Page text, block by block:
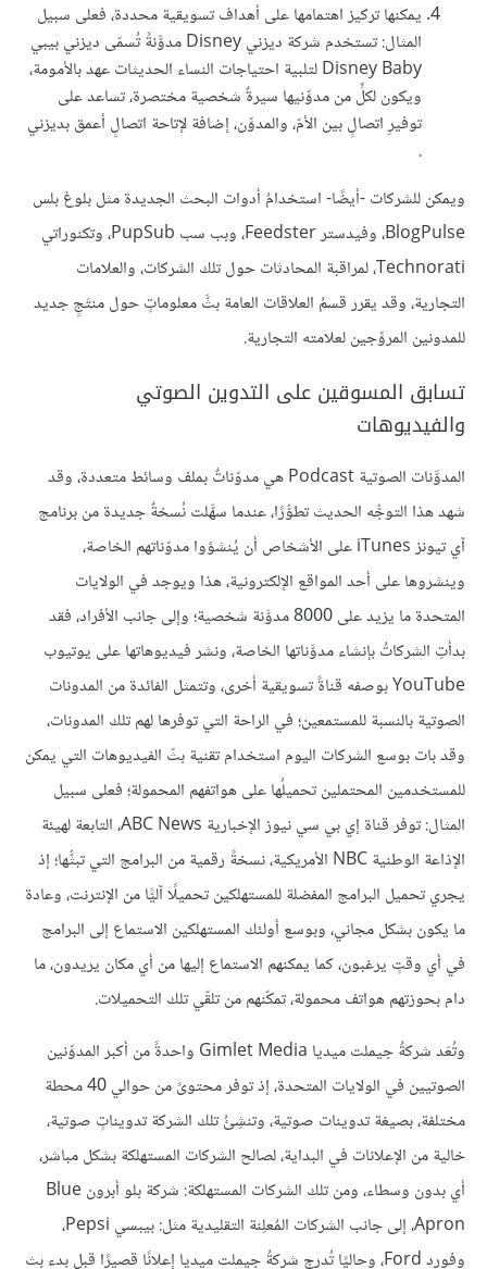
يمكنها تركيز اهتمامها على أهداف تسويقية محددة، فعلى سبيل
المثال: تستخدم شركة ديزني Disney مدوَّنةً تُسمّى ديزني بيبي
Disney Baby لتلبية احتياجات النساء الحديثات عهد بالأمومة،
ويكون لكلٍّ من مدوِّنيها سيرةٌ شخصية مختصرة، تساعد على
توفيرِ اتصالٍ بين الأمّ، والمدوِّن، إضافة لإتاحة اتصالٍ أعمق بديزني
.
ويمكن للشركات -أيضًا- استخدامُ أدوات البحث الجديدة مثل بلوغ بلس
BlogPulse، وفيدستر Feedster، وبب سب PupSub، وتكنوراتي
Technorati، لمراقبة المحادثات حول تلك الشركات، والعلامات
التجارية، وقد يقرر قسمُ العلاقات العامة بثَّ معلوماتٍ حول منتَجٍ جديد
للمدونين المروِّجين لعلامته التجارية.
تسابق المسوقين على التدوين الصوتي
والفيديوهات
المدوَّنات الصوتية Podcast هي مدوّناتٌ بملف وسائط متعددة، وقد
شهد هذا التوجُّه الحديث تطوُّرًا، عندما سهَّلت نُسخةٌ جديدة من برنامج
آي تيونز iTunes على الأشخاص أن يُنشؤوا مدوّناتهم الخاصة،
وينشروها على أحد المواقع الإلكترونية، هذا ويوجد في الولايات
المتحدة ما يزيد على 8000 مدوَّنة شخصية؛ وإلى جانب الأفراد، فقد
بدأتِ الشركاتُ بإنشاء مدوَّناتها الخاصة، ونشر فيديوهاتها على يوتيوب
YouTube بوصفه قناةً تسويقية أخرى، وتتمثل الفائدة من المدونات
الصوتية بالنسبة للمستمعين؛ في الراحة التي توفرها لهم تلك المدونات،
وقد بات بوسع الشركات اليوم استخدام تقنية بثّ الفيديوهات التي يمكن
للمستخدمين المحتملين تحميلُها على هواتفهم المحمولة؛ فعلى سبيل
المثال: توفر قناة إي بي سي نيوز الإخبارية ABC News، التابعة لهيئة
الإذاعة الوطنية NBC الأمريكية، نسخةً رقمية من البرامج التي تبثُّها؛ إذ
يجري تحميل البرامج المفضلة للمستهلكين تحميلًا آليًّا من الإنترنت، وعادة
ما يكون بشكل مجاني، وبوسع أولئك المستهلكين الاستماع إلى البرامج
في أي وقتٍ يرغبون، كما يمكنهم الاستماع إليها من أي مكان يريدون، ما
دام بحوزتهم هواتف محمولة، تمكّنهم من تلقّي تلك التحميلات.
وتُعَد شركةُ جيملت ميديا Gimlet Media واحدةً من أكبر المدوِّنين
الصوتيين في الولايات المتحدة، إذ توفر محتوىً من حوالي 40 محطة
مختلفة، بصيغة تدوينات صوتية، وتنشِئُ تلك الشركة تدويناتٍ صوتية،
خالية من الإعلانات في البداية، لصالح الشركات المستهلكة بشكل مباشر،
أي بدون وسطاء، ومن تلك الشركات المستهلكة: شركة بلو أبرون Blue
Apron، إلى جانب الشركات المُعلِنة التقليدية مثل: بيبسي Pepsi،
وفورد Ford، وحاليًا تُدرِج شركةُ جيملت ميديا إعلانًا قصيرًا قبل بدء بث